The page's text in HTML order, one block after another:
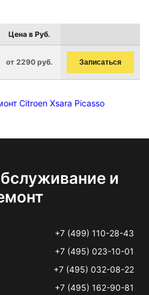
Цена в Руб.
от 2290 руб. Записаться
Citroen Xsara Picasso
и
+7 (499) 110-28-43
+7 (495) 023-10-01
+7 (495) 032-08-22
+7 (495) 162-90-81